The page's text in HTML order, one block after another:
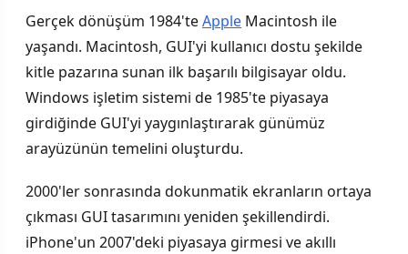
Gerçek dönüşüm 1984'teApple Macintosh ile
yaşandı. Macintosh, GUI'yi kullanıcı dostu şekilde
kitle pazarına sunan ilk başarılı bilgisayar oldu.
Windows işletim sistemi de 1985'te piyasaya
girdiğinde GUI'yi yaygınlaştırarak günümüz
arayüzünün temelini oluşturdu.
2000'ler sonrasında dokunmatik ekranların ortaya
çıkması GUI tasarımını yeniden şekillendirdi.
iPhone'un 2007'deki piyasaya girmesi ve akıllı